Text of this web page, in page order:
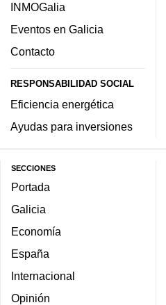
INMOGalia
Eventos en Galicia
Contacto
RESPONSABILIDAD SOCIAL
Eficiencia energética
Ayudas para inversiones
SECCIONES
Portada
Galicia
Economía
España
Internacional
Opinión